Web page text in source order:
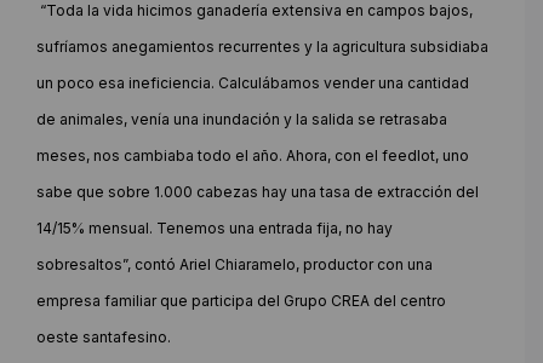
“Toda la vida hicimos ganadería extensiva en campos bajos,
sufríamos anegamientos recurrentes y la agricultura subsidiaba
un poco esa ineficiencia. Calculábamos vender una cantidad
de animales, venía una inundación y la salida se retrasaba
meses, nos cambiaba todo el año. Ahora, con el feedlot, uno
sabe que sobre 1.000 cabezas hay una tasa de extracción del
14/15% mensual. Tenemos una entrada fija, no hay
sobresaltos”, contó Ariel Chiaramelo, productor con una
empresa familiar que participa del Grupo CREA del centro
oeste santafesino.